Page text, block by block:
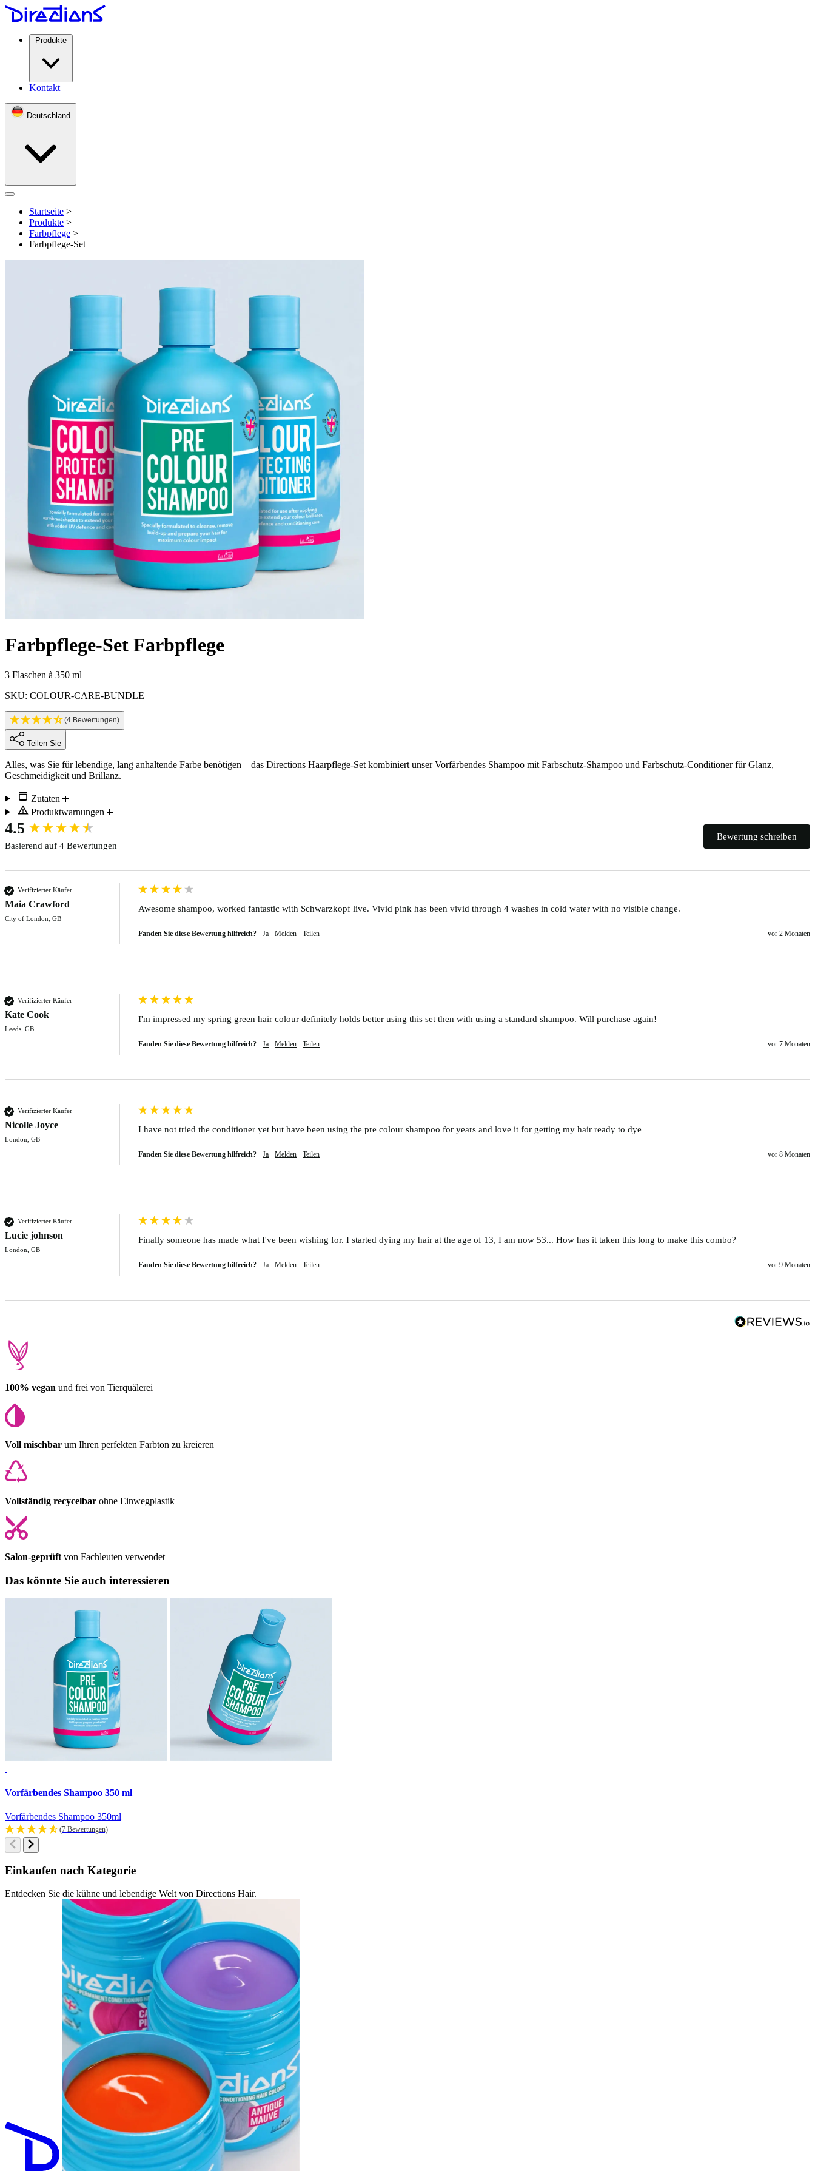
Produkte
Kontakt
Deutschland
Open menu
Startseite >
Produkte >
Farbpflege >
Farbpflege-Set
Farbpflege-Set Farbpflege
Produktinformationen
3 Flaschen à 350 ml
SKU: COLOUR-CARE-BUNDLE
(4 Bewertungen)
Teilen Sie
Description
Alles, was Sie für lebendige, lang anhaltende Farbe benötigen – das Directions Haarpflege-Set kombiniert unser Vorfärbendes Shampoo mit Farbschutz-Shampoo und Farbschutz-Conditioner für Glanz,
Geschmeidigkeit und Brillanz.
Zutaten
Produktwarnungen
4.5
Basierend auf 4 Bewertungen
Bewertung schreiben
Verifizierter Käufer
Maia Crawford
City of London, GB
Awesome shampoo, worked fantastic with Schwarzkopf live. Vivid pink has been vivid through 4 washes in cold water with no visible change.
Fanden Sie diese Bewertung hilfreich? Ja Melden Teilen vor 2 Monaten
Verifizierter Käufer
Kate Cook
Leeds, GB
I'm impressed my spring green hair colour definitely holds better using this set then with using a standard shampoo. Will purchase again!
Fanden Sie diese Bewertung hilfreich? Ja Melden Teilen vor 7 Monaten
Verifizierter Käufer
Nicolle Joyce
London, GB
I have not tried the conditioner yet but have been using the pre colour shampoo for years and love it for getting my hair ready to dye
Fanden Sie diese Bewertung hilfreich? Ja Melden Teilen vor 8 Monaten
Verifizierter Käufer
Lucie johnson
London, GB
Finally someone has made what I've been wishing for. I started dying my hair at the age of 13, I am now 53... How has it taken this long to make this combo?
Fanden Sie diese Bewertung hilfreich? Ja Melden Teilen vor 9 Monaten
New content loaded
100% vegan und frei von Tierquälerei
Voll mischbar um Ihren perfekten Farbton zu kreieren
Vollständig recycelbar ohne Einwegplastik
Salon-geprüft von Fachleuten verwendet
Das könnte Sie auch interessieren
Vorfärbendes Shampoo 350 ml
Vorfärbendes Shampoo 350ml
(7 Bewertungen)
Einkaufen nach Kategorie
Entdecken Sie die kühne und lebendige Welt von Directions Hair.